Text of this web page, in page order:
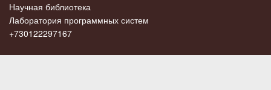
Научная библиотека
Лаборатория программных систем
+730122297167